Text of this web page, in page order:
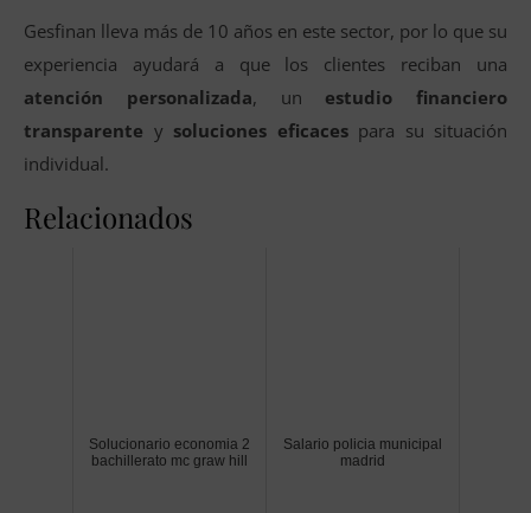
Gesfinan lleva más de 10 años en este sector, por lo que su
experiencia ayudará a que los clientes reciban una
atención personalizada, un estudio financiero
transparente y soluciones eficacespara su situación
individual.
Relacionados
Solucionario economia 2
bachillerato mc graw hill
Salario policia municipal
madrid